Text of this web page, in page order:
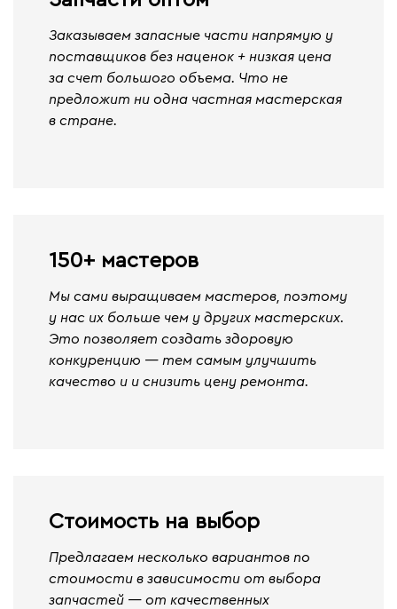
Заказываем запасные части напрямую у
поставщиков без наценок + низкая цена
за счет большого объема. Что не
предложит ни одна частная мастерская
в стране.
150+ мастеров
Мы сами выращиваем мастеров, поэтому
у нас их больше чем у других мастерских.
Это позволяет создать здоровую
конкуренцию — тем самым улучшить
качество и и снизить цену ремонта.
Стоимость на выбор
Предлагаем несколько вариантов по
стоимости в зависимости от выбора
запчастей — от качественных